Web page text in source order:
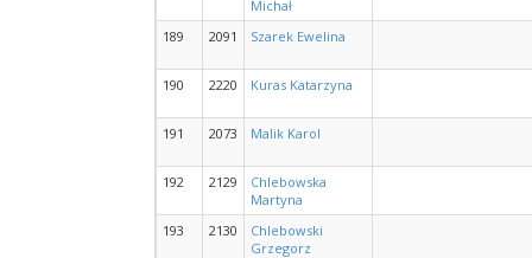
Michał
189
2091 Szarek Ewelina
190 2220 Kuras Katarzyna
191 2073 Malik Karol
192 2129
Chlebowska
Martyna
193
2130
Chlebowski
Grzegorz